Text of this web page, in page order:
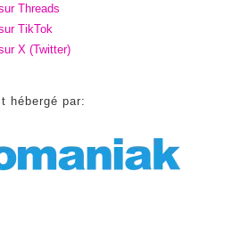
Threads
TikTok
X (Twitter)
hébergé par: